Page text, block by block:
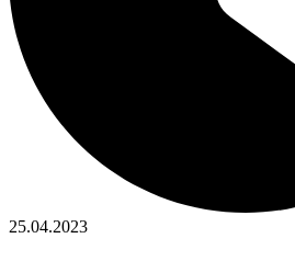
25.04.2023